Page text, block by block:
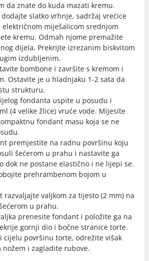
da znate do kuda mazati kremu.
slatko vrhnje, sadržaj vrećice
električnom miješalicom srednjom
kremu. Odmah njome premažite
dijela. Prekrijte izrezanim biskvitom
izdubljenim.
bombone i završite s kremom i
Ostavite je u hladnjaku 1-2 sata da
strukturu.
fondanta uspite u posudu i
(4 velike žlice) vruće vode. Mijesite
fondant masu koja se ne
premjestite na radnu površinu koju
šećerom u prahu i nastavite ga
dok ne postane elastično i ne lijepi se.
prehrambenom bojom u
razvaljajte valjkom za tijesto (2 mm) na
u prahu.
prenesite fondant i položite ga na
gornji dio i bočne stranice torte.
cijelu površinu torte, odrežite višak
i zagladite rubove.